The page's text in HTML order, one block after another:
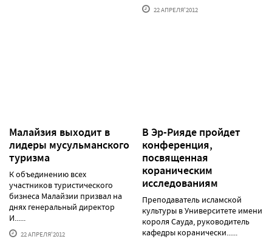
22 АПРЕЛЯ'2012
Малайзия выходит в
лидеры мусульманского
туризма
К объединению всех
участников туристического
бизнеса Малайзии призвал на
днях генеральный директор
И......
22 АПРЕЛЯ'2012
В Эр-Рияде пройдет
конференция,
посвященная
кораническим
исследованиям
Преподаватель исламской
культуры в Университете имени
короля Сауда, руководитель
кафедры коранически......